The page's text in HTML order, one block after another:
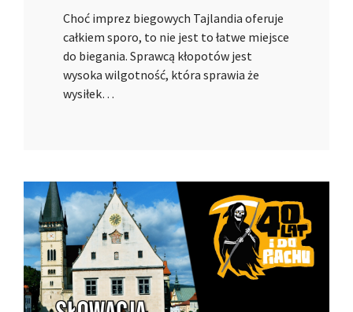
Choć imprez biegowych Tajlandia oferuje
całkiem sporo, to nie jest to łatwe miejsce
do biegania. Sprawcą kłopotów jest
wysoka wilgotność, która sprawia że
wysiłek…